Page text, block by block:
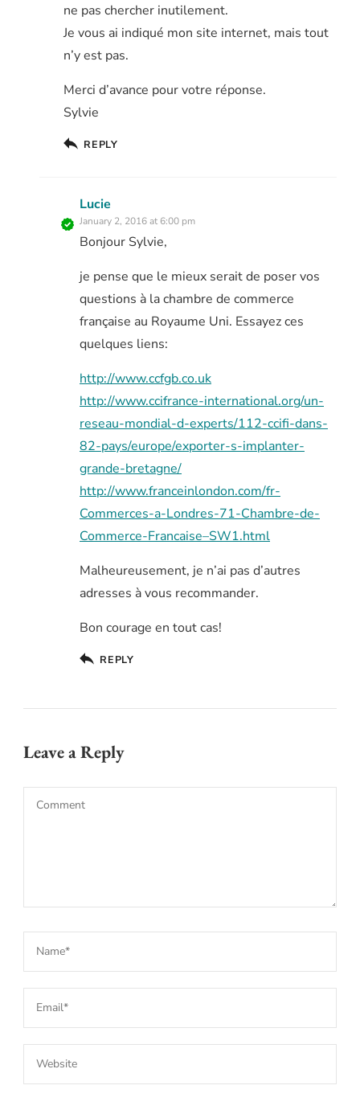
ne pas chercher inutilement.
Je vous ai indiqué mon site internet, mais tout
n’y est pas.
Merci d’avance pour votre réponse.
Sylvie
REPLY
Lucie
January 2, 2016 at 6:00 pm
Bonjour Sylvie,
je pense que le mieux serait de poser vos
questions à la chambre de commerce
française au Royaume Uni. Essayez ces
quelques liens:
http://www.ccfgb.co.uk
http://www.ccifrance-international.org/un-
reseau-mondial-d-experts/112-ccifi-dans-
82-pays/europe/exporter-s-implanter-
grande-bretagne/
http://www.franceinlondon.com/fr-
Commerces-a-Londres-71-Chambre-de-
Commerce-Francaise–SW1.html
Malheureusement, je n’ai pas d’autres
adresses à vous recommander.
Bon courage en tout cas!
REPLY
Leave a Reply